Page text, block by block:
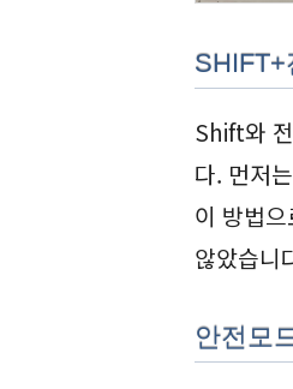
Shift와
다. 먼저
이 방법
않았습니
안전모